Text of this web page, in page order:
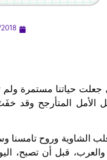
جعلت حياتنا مستمرة
الأمل المتأرجح وقد
قلب الشاوية وروح تامسنا
والعرب، قبل أن تصبح،